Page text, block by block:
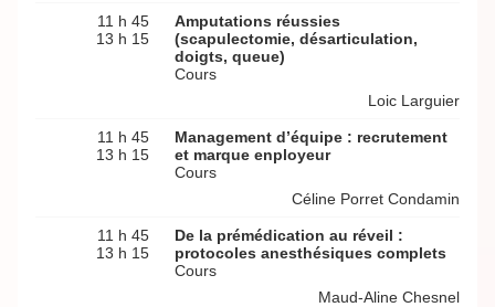
11 h 45
13 h 15
Amputations réussies
(scapulectomie, désarticulation,
doigts, queue)
Cours
Loic Larguier
11 h 45
13 h 15
Management d’équipe : recrutement
et marque enployeur
Cours
Céline Porret Condamin
11 h 45
13 h 15
De la prémédication au réveil :
protocoles anesthésiques complets
Cours
Maud-Aline Chesnel